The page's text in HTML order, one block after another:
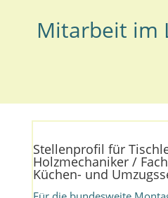
Mitarbeit im
Stellenprofil für
Holzmechaniker /
Küchen- und